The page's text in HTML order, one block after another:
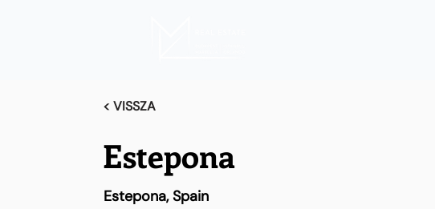
< VISSZA
Estepona
Estepona, Spain